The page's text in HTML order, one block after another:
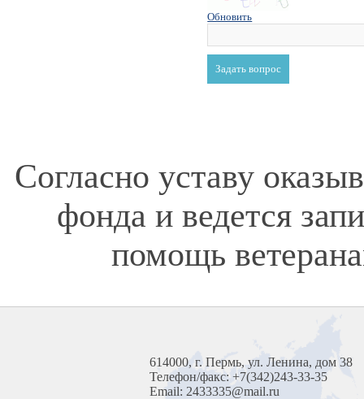
Обновить
Согласно уставу
фонда и ведется
помощь
614000, г. Пермь, ул. Ленина, дом 38
Телефон/факс: +7(342)243-33-35
Email: 2433335@mail.ru